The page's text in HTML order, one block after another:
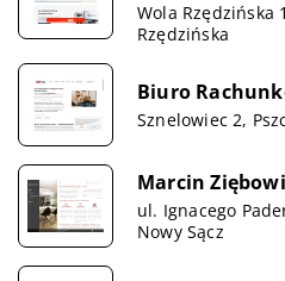
Wola Rzędzińska
Rzędzińska
Biuro
Sznelowiec 2,
Marcin
ul. Ignacego
Nowy Sącz